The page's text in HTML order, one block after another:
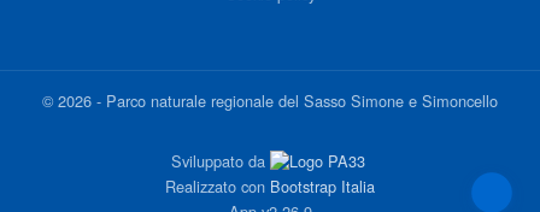
©2026 - Parco naturale regionale del Sasso Simone e Simoncello
Sviluppato da
Realizzato con Bootstrap Italia